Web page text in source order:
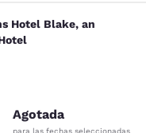
Blake,
Hotel Blake, an
Excelente. 2833
Agotada
para las fechas seleccionadas